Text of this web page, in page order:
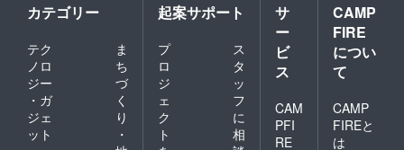
カテゴリー
テク
ノロ
ジー
・ガ
ジェ
ット
ま
ち
づ
く
り
・
起案サポート
プ
ロ
ジ
ェ
ク
ト
ス
タ
ッ
フ
に
相
サ
ー
ビ
ス
CAM
PFI
RE
CAMP
FIRE
につい
て
CAMP
FIREと
は